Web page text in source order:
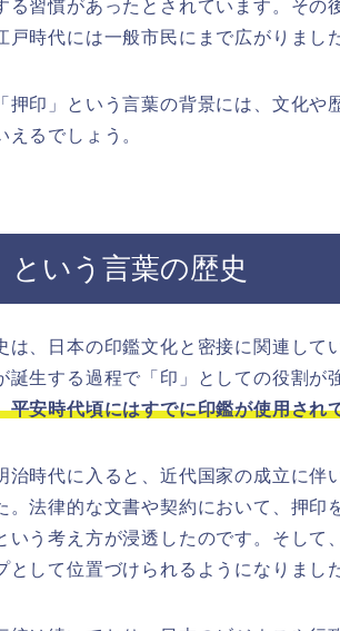
る習慣があったとされています。その
戸時代には一般市民にまで広がりまし
押印」という言葉の背景には、文化や
えるでしょう。
という言葉の歴史
は、日本の印鑑文化と密接に関連し
誕生する過程で「印」としての役割が
平安時代頃にはすでに印鑑が使用され
治時代に入ると、近代国家の成立に伴
。法律的な文書や契約において、押印
いう考え方が浸透したのです。そして
として位置づけられるようになりまし